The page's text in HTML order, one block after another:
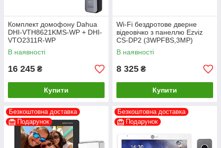
Комплект домофону Dahua
DHI-VTH8621KMS-WP + DHI-
VTO2311R-WP
В наявності
16 245 ₴
Купити
Wi-Fi бездротове дверне
відеовічко з панеллю Ezviz
CS-DP2 (3WPFBS,3MP)
В наявності
8 325 ₴
Купити
Безкоштовна доставка
Подарунок
Безкоштовна доставка
Подарунок